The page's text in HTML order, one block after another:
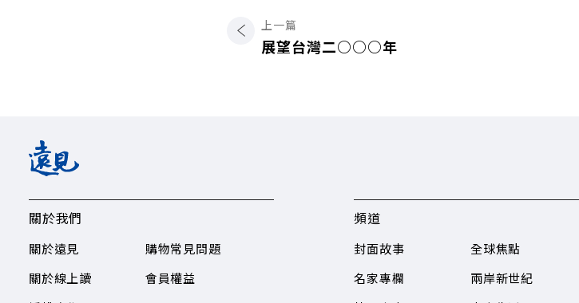
上一篇
展望台灣二○○○年
關於我們
關於遠見
關於線上讀
購物常見問題
會員權益
頻道
封面故事
名家專欄
全球焦點
兩岸新世紀